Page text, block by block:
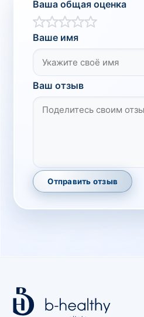
Ваша общая оценка
Ваше имя
Ваш отзыв
Отправить отзыв